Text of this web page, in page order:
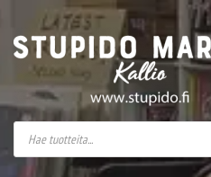
Stupido Market –